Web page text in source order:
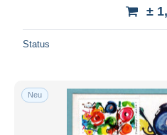
Preis
Kostenloser Versand
Zahlungsmethoden
±
Status
Neu